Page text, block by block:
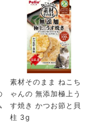
素材そのまま ねこち
ゃんの 無添加極上う
す焼き かつお節と貝
柱 3g